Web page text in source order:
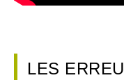
LES